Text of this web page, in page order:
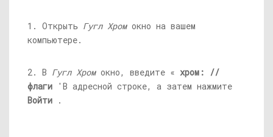
1. Открыть Гугл Хромокно на вашем
компьютере.
2. В Гугл Хромокно, введите « хром: //
флаги 'В адресной строке, а затем нажмите
Войти .